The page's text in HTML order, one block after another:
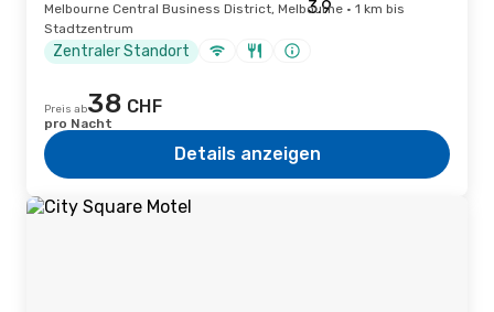
Melbourne Central Business District, Melbourne · 1 km bis
Stadtzentrum
Zentraler Standort
Preis ab38 CHF
pro Nacht
Details anzeigen